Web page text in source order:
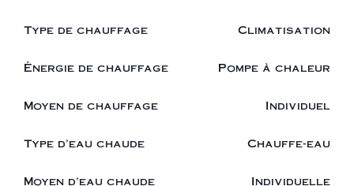
Type de chauffage Climatisation
Énergie de chauffage Pompe à chaleur
Moyen de chauffage Individuel
Type d'eau chaude Chauffe-eau
Moyen d'eau chaude Individuelle